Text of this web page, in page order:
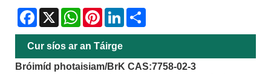
Facebook
X WhatsAppPinterestLinkedIn
Cur síos ar an Táirge
Bróimíd photaisiam/BrK CAS:7758-02-3